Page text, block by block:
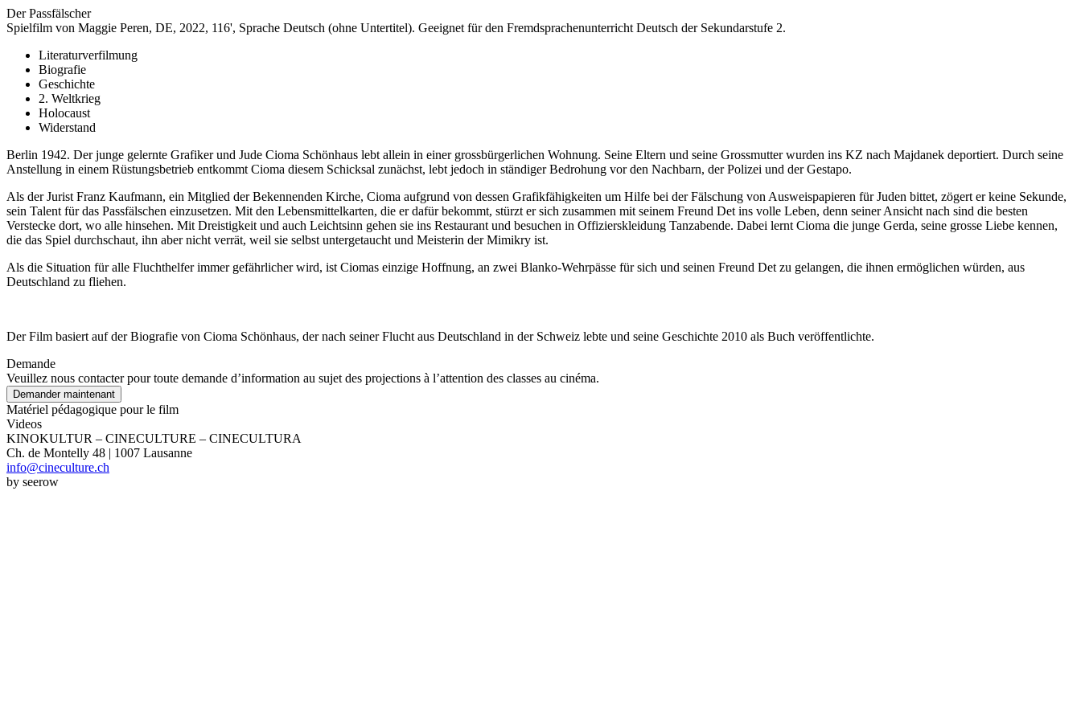
Der Passfälscher
Spielfilm von Maggie Peren, DE, 2022, 116', Sprache Deutsch (ohne Untertitel). Geeignet für den Fremdsprachenunterricht Deutsch der Sekundarstufe 2.
Literaturverfilmung
Biografie
Geschichte
2. Weltkrieg
Holocaust
Widerstand
Berlin 1942. Der junge gelernte Grafiker und Jude Cioma Schönhaus lebt allein in einer grossbürgerlichen Wohnung. Seine Eltern und seine Grossmutter wurden ins KZ nach Majdanek deportiert. Durch seine
Anstellung in einem Rüstungsbetrieb entkommt Cioma diesem Schicksal zunächst, lebt jedoch in ständiger Bedrohung vor den Nachbarn, der Polizei und der Gestapo.
Als der Jurist Franz Kaufmann, ein Mitglied der Bekennenden Kirche, Cioma aufgrund von dessen Grafikfähigkeiten um Hilfe bei der Fälschung von Ausweispapieren für Juden bittet, zögert er keine Sekunde,
sein Talent für das Passfälschen einzusetzen. Mit den Lebensmittelkarten, die er dafür bekommt, stürzt er sich zusammen mit seinem Freund Det ins volle Leben, denn seiner Ansicht nach sind die besten
Verstecke dort, wo alle hinsehen. Mit Dreistigkeit und auch Leichtsinn gehen sie ins Restaurant und besuchen in Offizierskleidung Tanzabende. Dabei lernt Cioma die junge Gerda, seine grosse Liebe kennen,
die das Spiel durchschaut, ihn aber nicht verrät, weil sie selbst untergetaucht und Meisterin der Mimikry ist.
Als die Situation für alle Fluchthelfer immer gefährlicher wird, ist Ciomas einzige Hoffnung, an zwei Blanko-Wehrpässe für sich und seinen Freund Det zu gelangen, die ihnen ermöglichen würden, aus
Deutschland zu fliehen.
Der Film basiert auf der Biografie von Cioma Schönhaus, der nach seiner Flucht aus Deutschland in der Schweiz lebte und seine Geschichte 2010 als Buch veröffentlichte.
Demande
Veuillez nous contacter pour toute demande d’information au sujet des projections à l’attention des classes au cinéma.
Demander maintenant
Matériel pédagogique pour le film
Videos
KINOKULTUR – CINECULTURE – CINECULTURA
Ch. de Montelly 48 | 1007 Lausanne
info@cineculture.ch
by seerow